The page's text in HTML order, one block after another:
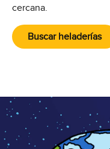
cercana.
Buscar heladerías